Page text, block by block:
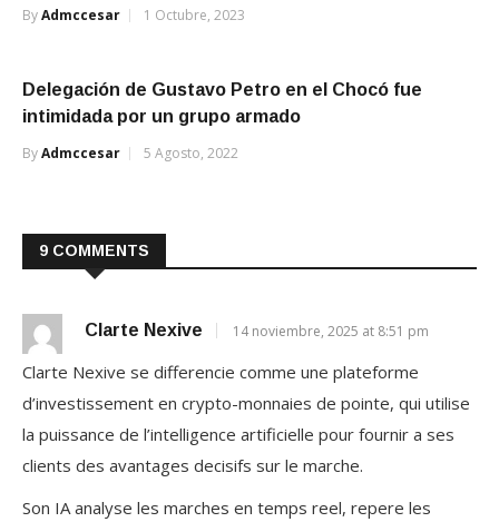
ByAdmccesar 1 Octubre, 2023
Delegación de Gustavo Petro en el Chocó fue
intimidada por un grupo armado
ByAdmccesar 5 Agosto, 2022
9 COMMENTS
Clarte Nexive 14 noviembre, 2025 at 8:51 pm
Clarte Nexive se differencie comme une plateforme
d’investissement en crypto-monnaies de pointe, qui utilise
la puissance de l’intelligence artificielle pour fournir a ses
clients des avantages decisifs sur le marche.
Son IA analyse les marches en temps reel, repere les